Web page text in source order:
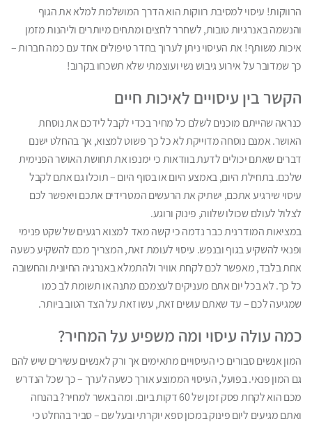
הרווקות! עיסוי למסיבת רווקות הוא הדרך המושלמת למלא את הגוף
והנשמה באנרגיות טובות, לשחרר לחצים ומתחים מיותרים וליהנות מזמן
איכות משותף! את העיסוי ניתן לערוך בחדר טיפולים אחד עם כמה חברות –
כך שמדובר על אירוע גיבוש נשי ועוצמתי שלא תשכחו בקרוב!
הקשר בין עיסויים לאיכות חיים
כנראה שהייתם מוכנים לשלם כל מחיר בכדי לקבל לידכם את נוסחת
האושר. אמנם נוסחה מדוייקת לא כל כך פשוט למצוא, אך בהחלט ישנם
דברים שאתם יכולים לדעת בוודאות כי ימנפו את תחושת האושר הפנימית
שלכם. בתחילת היום, באמצע היום או בסוף היום – תוכלו גם אתם לקבל
עיסוי שירגיע אתכם, ישתיק את הרעשים המטרידים אתכם ויאפשר לכם
לצלול לעולם שכולו שלווה, פינוק ורוגע.
במציאות המודרנית כבר נדמה כי קשה מאד למצוא רגעים של שקט פנימי
ופנאי להשקיע בגוף ובנפש. עיסוי לעומת זאת, המצריך מכם להשקיע כשעה
אחת בלבד, מאפשר לכם לקחת אוויר ולהתמלא באנרגיה החיונית והחשובה
כל כך. לא בכל יום אתם מעניקים לעצמכם מתנה או תשומת לב כמו
שמגיעה לכם – עד שאתם עושים זאת, עשו זאת על הצד הטוב ביותר.
כמה עולה עיסוי ומה משפיע על המחיר?
המון אנשים סבורים כי העיסויים מתאימים אך ורק לאנשים עשירים שיש להם
גם המון פנאי. בפועל, העיסוי הממוצע אורך כשעה לערך – כך שכל הנדרש
מכם הוא לקחת פסק זמן של 60 דקות ביום. ומה באשר למחיר? בהנחה
ואתם מגיעים ליום פינוק במכון ספא יוקרתי ובעל שם – סביר בהחלט כי